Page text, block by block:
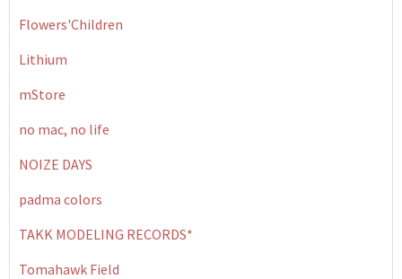
Flowers'Children
Lithium
mStore
no mac, no life
NOIZE DAYS
padma colors
TAKK MODELING RECORDS*
Tomahawk Field